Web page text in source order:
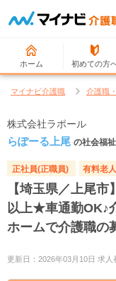
ホーム 初めての方
マイナビ介護職 介護職
株式会社ラポール
らぽーる上尾 の社会福
正社員(正職員) 有料老
【埼玉県／上尾市
以上★車通勤OK♪
ホームで介護職の
更新日：2026年03月10日 求人